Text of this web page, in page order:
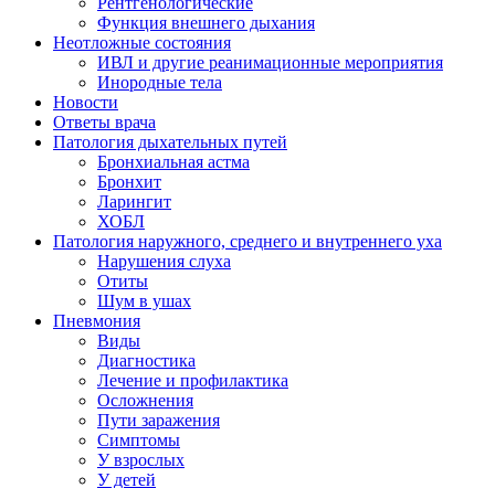
Функция внешнего дыхания
Неотложные состояния
ИВЛ и другие реанимационные мероприятия
Инородные тела
Новости
Ответы врача
Патология дыхательных путей
Бронхиальная астма
Бронхит
Ларингит
ХОБЛ
Патология наружного, среднего и внутреннего уха
Нарушения слуха
Отиты
Шум в ушах
Пневмония
Виды
Диагностика
Лечение и профилактика
Осложнения
Пути заражения
Симптомы
У взрослых
У детей